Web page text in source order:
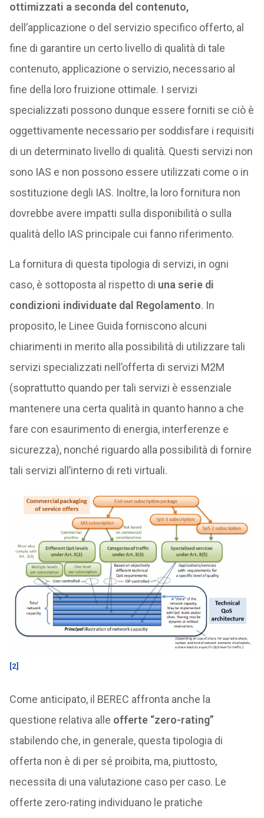
ottimizzati a seconda del contenuto,
dell’applicazione o del servizio specifico offerto, al
fine di garantire un certo livello di qualità di tale
contenuto, applicazione o servizio, necessario al
fine della loro fruizione ottimale. I servizi
specializzati possono dunque essere forniti se ciò è
oggettivamente necessario per soddisfare i requisiti
di un determinato livello di qualità. Questi servizi non
sono IAS e non possono essere utilizzati come o in
sostituzione degli IAS. Inoltre, la loro fornitura non
dovrebbe avere impatti sulla disponibilità o sulla
qualità dello IAS principale cui fanno riferimento.
La fornitura di questa tipologia di servizi, in ogni
caso, è sottoposta al rispetto di una serie di
condizioni individuate dal Regolamento. In
proposito, le Linee Guida forniscono alcuni
chiarimenti in merito alla possibilità di utilizzare tali
servizi specializzati nell’offerta di servizi M2M
(soprattutto quando per tali servizi è essenziale
mantenere una certa qualità in quanto hanno a che
fare con esaurimento di energia, interferenze e
sicurezza), nonché riguardo alla possibilità di fornire
tali servizi all’interno di reti virtuali.
[2]
Come anticipato, il BEREC affronta anche la
questione relativa alle offerte “zero-rating”
stabilendo che, in generale, questa tipologia di
offerta non è di per sé proibita, ma, piuttosto,
necessita di una valutazione caso per caso. Le
offerte zero-rating individuano le pratiche